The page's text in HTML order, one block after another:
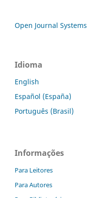
Open Journal Systems
Idioma
English
Español (España)
Português (Brasil)
Informações
Para Leitores
Para Autores